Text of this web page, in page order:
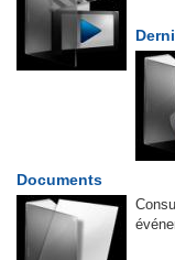
Documents